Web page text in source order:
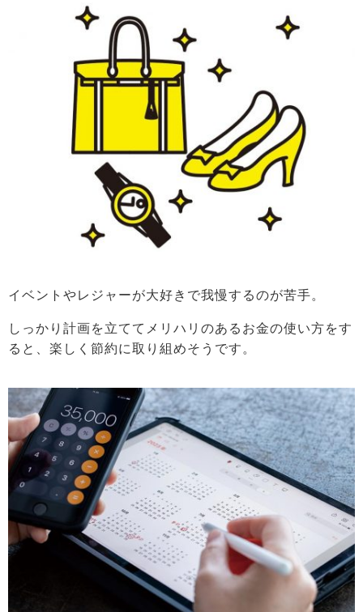
イベントやレジャーが大好きで我慢するのが苦手。
しっかり計画を立ててメリハリのあるお金の使い方をす
ると、楽しく節約に取り組めそうです。